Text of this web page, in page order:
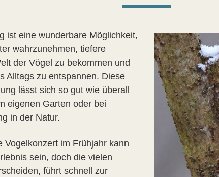
ist eine wunderbare Möglichkeit,
wahrzunehmen, tiefere
der Vögel zu bekommen und
Alltags zu entspannen. Diese
lässt sich so gut wie überall
eigenen Garten oder bei
in der Natur.
Vogelkonzert im Frühjahr kann
sein, doch die vielen
führt schnell zur